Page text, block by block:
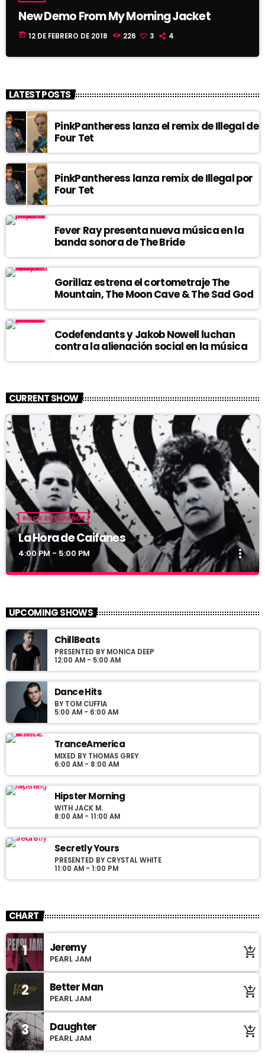
New Demo From My Morning Jacket
today 12 DE FEBRERO DE 2018 226 3 4
LATEST POSTS
PinkPantheress lanza el remix de Illegal de
Four Tet
PinkPantheress lanza remix de Illegal por
Four Tet
Fever Ray presenta nueva música en la
banda sonora de The Bride
Gorillaz estrena el cortometraje The
Mountain, The Moon Cave & The Sad God
Codefendants y Jakob Nowell luchan
contra la alienación social en la música
CURRENT SHOW
ROCK EN ESPAÑOL
La Hora de Caifanes
4:00 PM - 5:00 PM more_vert
Radio
aqui va mas fres
UPCOMING SHOWS
ChillBeats
PRESENTED BY MONICA DEEP
12:00 AM - 5:00 AM
Dance Hits
BY TOM CUFFIA
5:00 AM - 6:00 AM
TranceAmerica
MIXED BY THOMAS GREY
6:00 AM - 8:00 AM
Hipster Morning
WITH JACK M.
8:00 AM - 11:00 AM
Secretly Yours
PRESENTED BY CRYSTAL WHITE
11:00 AM - 1:00 PM
CHART
1 Jeremy
PEARL JAM add_shopping_cart
2 Better Man
PEARL JAM add_shopping_cart
3 Daughter
PEARL JAM add_shopping_cart